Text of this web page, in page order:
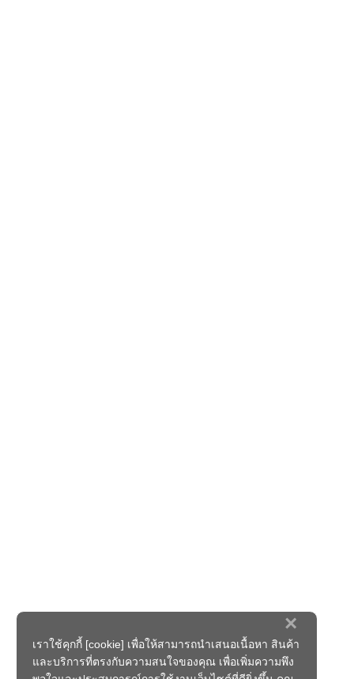
×
เราใช้คุกกี้ [cookie] เพื่อให้สามารถนำเสนอเนื้อหา สินค้า
และบริการที่ตรงกับความสนใจของคุณ เพื่อเพิ่มความพึง